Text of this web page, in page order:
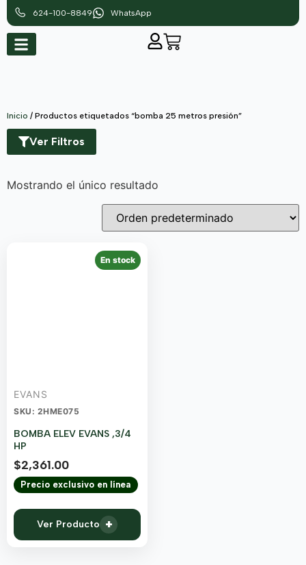
624-100-8849 WhatsApp
Inicio / Productos etiquetados “bomba 25 metros presión”
Ver Filtros
Mostrando el único resultado
En stock
EVANS
SKU: 2HME075
BOMBA ELEV EVANS ,3/4
HP
$2,361.00
Precio exclusivo en línea
Ver Producto +